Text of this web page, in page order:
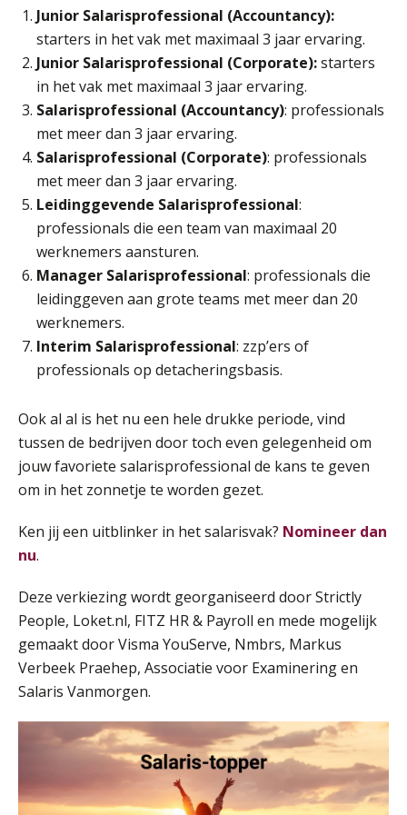
Junior Salarisprofessional (Accountancy):
starters in het vak met maximaal 3 jaar ervaring.
Junior Salarisprofessional (Corporate):starters
in het vak met maximaal 3 jaar ervaring.
Salarisprofessional (Accountancy): professionals
met meer dan 3 jaar ervaring.
Salarisprofessional (Corporate): professionals
met meer dan 3 jaar ervaring.
Leidinggevende Salarisprofessional:
professionals die een team van maximaal 20
werknemers aansturen.
Manager Salarisprofessional: professionals die
leidinggeven aan grote teams met meer dan 20
werknemers.
Interim Salarisprofessional: zzp’ers of
professionals op detacheringsbasis.
Ook al al is het nu een hele drukke periode, vind
tussen de bedrijven door toch even gelegenheid om
jouw favoriete salarisprofessional de kans te geven
om in het zonnetje te worden gezet.
Ken jij een uitblinker in het salarisvak? Nomineer dan
nu.
Deze verkiezing wordt georganiseerd door Strictly
People, Loket.nl, FITZ HR & Payroll en mede mogelijk
gemaakt door Visma YouServe, Nmbrs, Markus
Verbeek Praehep, Associatie voor Examinering en
Salaris Vanmorgen.
De mensen achter de loonstrook: in
gesprek met Susan Hendriks
07
SEP
Online cursus Bedingen in de arbeidsovereenkomst
MOCuitgevers
08
SEP
MOCuitgevers
08
SEP
Tweedaagse online Excel training voor de salarisadministrateur (verdieping, specialisatie en AI)
MOCuitgevers
09
SEP
Cursus Samenwerken financiële- en salarisadministratie
MOCuitgevers
16
SEP
Online cursus Disfunctionerende werknemer: wat nu?
MOCuitgevers
17
17
SEP
Online cursus Auto, fiets en OV in de salarisadministratie
MOCuitgevers
17
SEP
SD Worx
17
SEP
Cursus Samen sterk: efficiënte samenwerking tussen HR en salarisadministratie
MOCuitgevers
21
SEP
Pensioen voor de salarisprofessional: ontdek welke verdieping bij jou past
MOCuitgevers
24
Online cursus Zzp’er, de Wet DBA en schijnzelfstandigheid
MOCuitgevers
Online Excel training voor de salarisadministrateur (basis)